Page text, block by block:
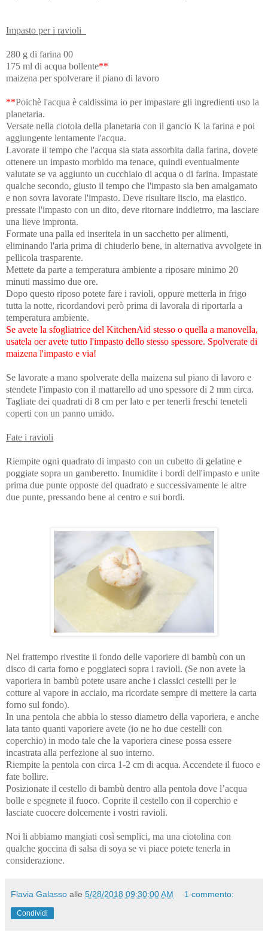
Impasto per i ravioli
280 g di farina 00
175 ml di acqua bollente**
maizena per spolverare il piano di lavoro
**Poichè l'acqua è caldissima io per impastare gli ingredienti uso la
planetaria.
Versate nella ciotola della planetaria con il gancio K la farina e poi
aggiungente lentamente l'acqua.
Lavorate il tempo che l'acqua sia stata assorbita dalla farina, dovete
ottenere un impasto morbido ma tenace, quindi eventualmente
valutate se va aggiunto un cucchiaio di acqua o di farina. Impastate
qualche secondo, giusto il tempo che l'impasto sia ben amalgamato
e non sovra lavorate l'impasto. Deve risultare liscio, ma elastico.
pressate l'impasto con un dito, deve ritornare inddietrro, ma lasciare
una lieve impronta.
Formate una palla ed inseritela in un sacchetto per alimenti,
eliminando l'aria prima di chiuderlo bene, in alternativa avvolgete in
pellicola trasparente.
Mettete da parte a temperatura ambiente a riposare minimo 20
minuti massimo due ore.
Dopo questo riposo potete fare i ravioli, oppure metterla in frigo
tutta la notte, ricordandovi però prima di lavorala di riportarla a
temperatura ambiente.
Se avete la sfogliatrice del KitchenAid stesso o quella a manovella,
usatela oer avete tutto l'impasto dello stesso spessore. Spolverate di
maizena l'impasto e via!
Se lavorate a mano spolverate della maizena sul piano di lavoro e
stendete l'impasto con il mattarello ad uno spessore di 2 mm circa.
Tagliate dei quadrati di 8 cm per lato e per tenerli freschi teneteli
coperti con un panno umido.
Fate i ravioli
Riempite ogni quadrato di impasto con un cubetto di gelatine e
poggiate sopra un gamberetto. Inumidite i bordi dell'impasto e unite
prima due punte opposte del quadrato e successivamente le altre
due punte, pressando bene al centro e sui bordi.
Nel frattempo rivestite il fondo delle vaporiere di bambù con un
disco di carta forno e poggiateci sopra i ravioli. (Se non avete la
vaporiera in bambù potete usare anche i classici cestelli per le
cotture al vapore in acciaio, ma ricordate sempre di mettere la carta
forno sul fondo).
In una pentola che abbia lo stesso diametro della vaporiera, e anche
lata tanto quanti vaporiere avete (io ne ho due cestelli con
coperchio) in modo tale che la vaporiera cinese possa essere
incastrata alla perfezione al suo interno.
Riempite la pentola con circa 1-2 cm di acqua. Accendete il fuoco e
fate bollire.
Posizionate il cestello di bambù dentro alla pentola dove l’acqua
bolle e spegnete il fuoco. Coprite il cestello con il coperchio e
lasciate cuocere dolcemente i vostri ravioli.
Noi li abbiamo mangiati così semplici, ma una ciotolina con
qualche goccina di salsa di soya se vi piace potete tenerla in
considerazione.
Flavia Galasso alle 5/28/2018 09:30:00 AM 1 commento:
Condividi